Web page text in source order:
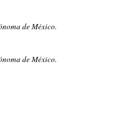
de México.
de México.